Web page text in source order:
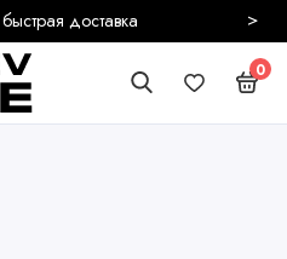
доставка >
0